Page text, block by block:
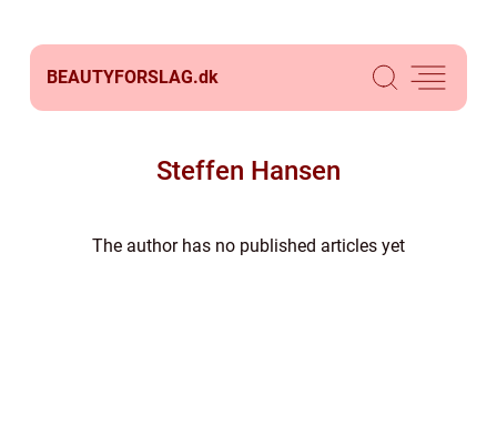
BEAUTYFORSLAG.dk
Steffen Hansen
The author has no published articles yet